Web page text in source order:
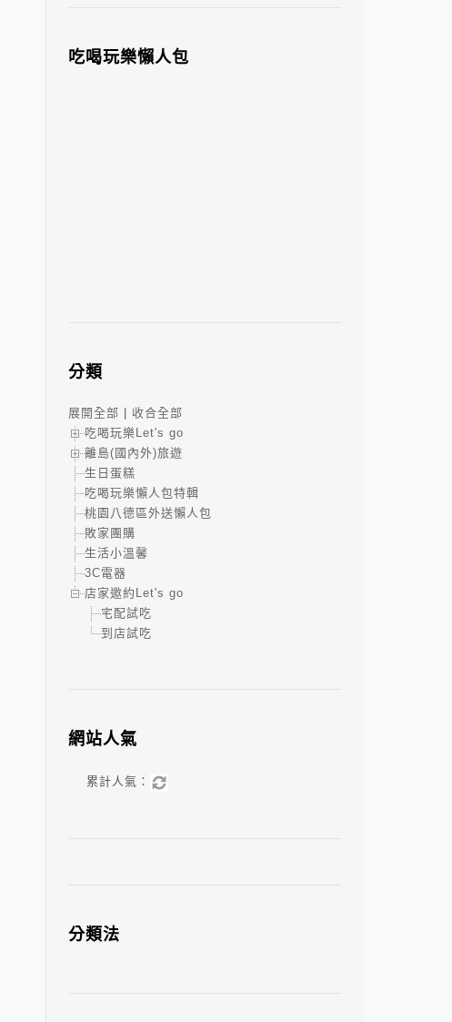
吃喝玩樂懶人包
分類
展開全部
收合全部
吃喝玩樂Let's go
離島(國內外)旅遊
生日蛋糕
吃喝玩樂懶人包特輯
桃園八德區外送懶人包
敗家團購
生活小溫馨
3C電器
店家邀約Let's go
宅配試吃
到店試吃
網站人氣
累計人氣：
分類法